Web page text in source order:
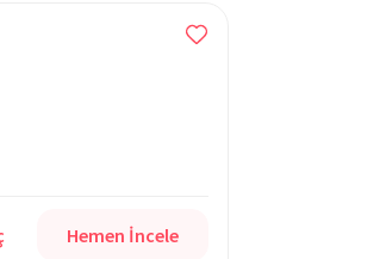
Hemen İncele